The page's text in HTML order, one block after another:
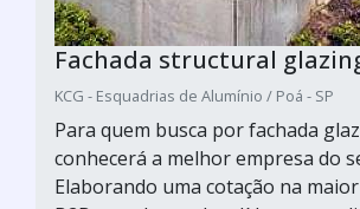
Fachada structural
KCG - Esquadrias de Alumínio / Poá - SP
Para quem busca por fachada
conhecerá a melhor empresa do
Elaborando uma cotação na